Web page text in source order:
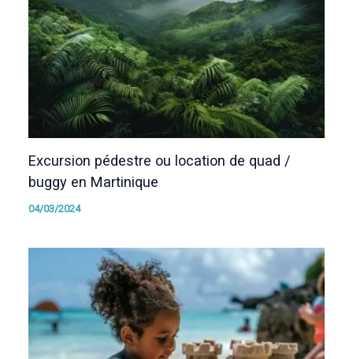
Excursion pédestre ou location de quad /
buggy en Martinique
04/03/2024